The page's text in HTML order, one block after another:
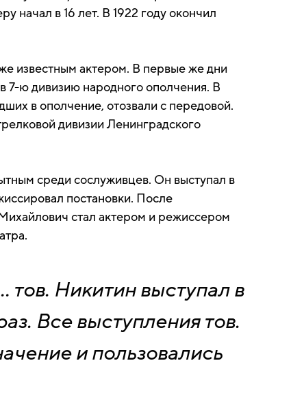
начал в 16 лет. В 1922 году окончил
известным актером. В первые же дни
7-ю дивизию народного ополчения. В
в ополчение, отозвали с передовой.
дивизии Ленинградского
среди сослуживцев. Он выступал в
постановки. После
стал актером и режиссером
тов. Никитин выступал в
Все выступления тов.
и пользовались